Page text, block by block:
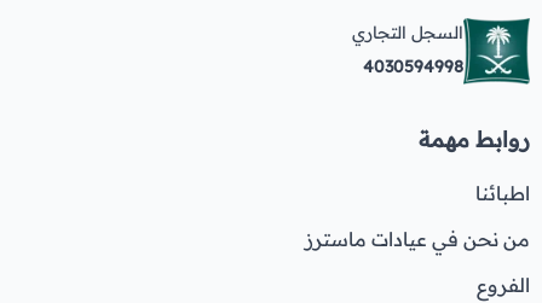
السجل التجاري
4030594998
روابط مهمة
اطبائنا
من نحن في عيادات ماسترز
الفروع